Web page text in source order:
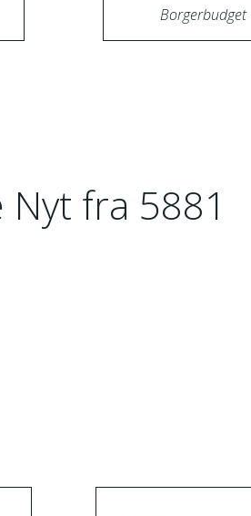
Borgerbudget
Nyt fra 5881